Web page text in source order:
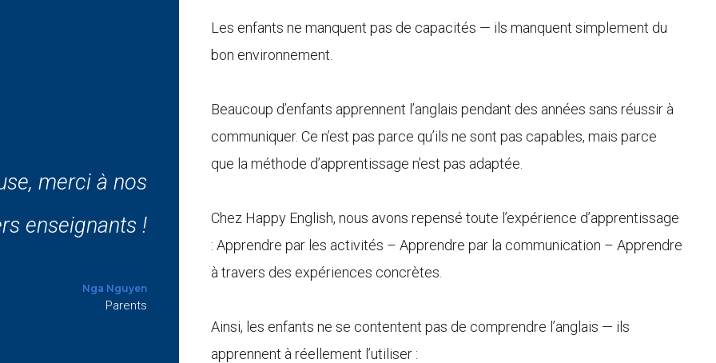
merci à nos
enseignants !
Nga Nguyen
Parents
Nga Huynh
dans un
% excellent !
Ngoc Phung Truong
Parents
Hoa Nguyễn
aux enfants
leurs
d’équipe !
déjà. À chaque
toujours
Tú California
jour, et les
et
d’avoir
enfant et ravivé
Les enfants ne manquent pas de capacités — ils manquent simplement du
bon environnement.
Beaucoup d’enfants apprennent l’anglais pendant des années sans réussir à
communiquer. Ce n’est pas parce qu’ils ne sont pas capables, mais parce
que la méthode d’apprentissage n’est pas adaptée.
Chez Happy English, nous avons repensé toute l’expérience d’apprentissage
: Apprendre par les activités – Apprendre par la communication – Apprendre
à travers des expériences concrètes.
Ainsi, les enfants ne se contentent pas de comprendre l’anglais — ils
apprennent à réellement l’utiliser :